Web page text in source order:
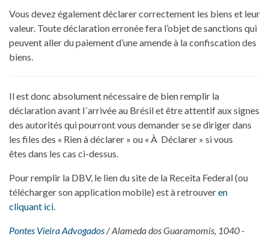
Vous devez également déclarer correctement les biens et leur
valeur. Toute déclaration erronée fera l’objet de sanctions qui
peuvent aller du paiement d’une amende à la confiscation des
biens.
Il est donc absolument nécessaire de bien remplir la
déclaration avant l´arrivée au Brésil et être attentif aux signes
des autorités qui pourront vous demander se se diriger dans
les files des « Rien à déclarer » ou « À Déclarer » si vous
êtes dans les cas ci-dessus.
Pour remplir la DBV, le lien du site de la Receita Federal (ou
télécharger son application mobile) est à retrouveren
cliquant ici.
Pontes Vieira Advogados/ Alameda dos Guaramomis, 1040 -